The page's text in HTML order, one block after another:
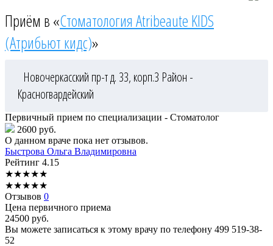
Приём в «Стоматология Atribeaute KIDS
(Атрибьют кидс)»
Новочеркасский пр-т д. 33, корп.3 Район -
Красногвардейский
Первичный прием по специализации - Стоматолог
2600 руб.
О данном враче пока нет отзывов.
Быстрова Ольга Владимировна
Рейтинг 4.15
★★★★★
★★★★★
Отзывов 0
Цена первичного приема
24500 руб.
Вы можете записаться к этому врачу по телефону 499 519-38-
52